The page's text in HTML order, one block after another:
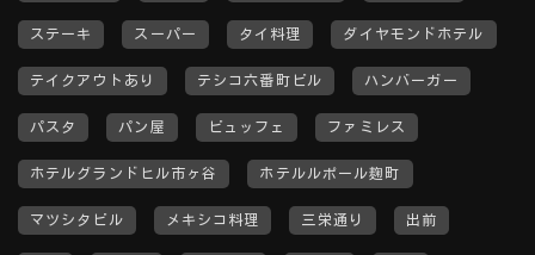
ステーキ スーパー タイ料理 ダイヤモンドホテル
テイクアウトあり テシコ六番町ビル ハンバーガー
パスタ パン屋 ビュッフェ ファミレス
ホテルグランドヒル市ヶ谷 ホテルルポール麹町
マツシタビル メキシコ料理 三栄通り 出前